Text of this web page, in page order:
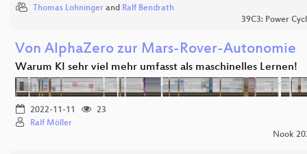
Thomas Lohninger and Ralf Bendrath
39C3: Power
Von AlphaZero zur Mars-Rover-Autonomie
Warum KI sehr viel mehr umfasst als maschinelles Lernen!
2022-11-11
23
Ralf Möller
Nook